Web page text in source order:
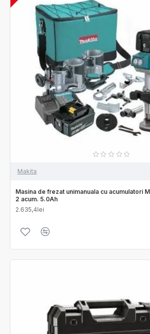
Makita
Masina de frezat unimanuala cu acumulatori
2 acum. 5.0Ah
2.635,4lei